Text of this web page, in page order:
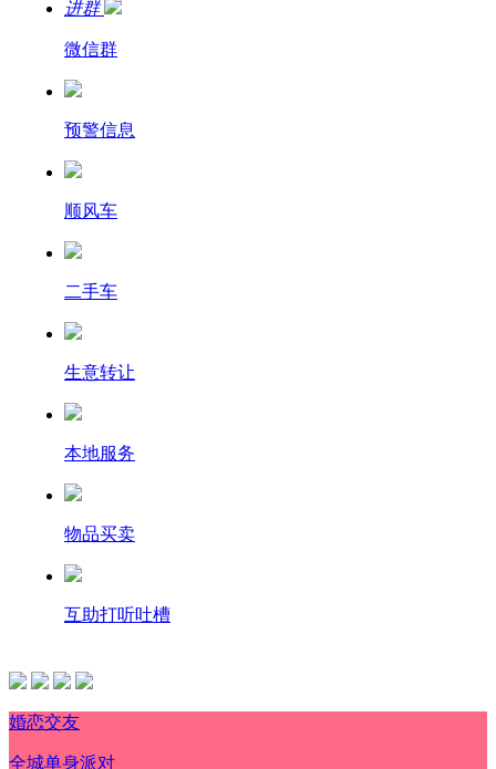
进群
微信群
预警信息
顺风车
二手车
生意转让
本地服务
物品买卖
互助打听吐槽
婚恋交友
全城单身派对